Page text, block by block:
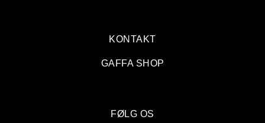
KONTAKT
GAFFA SHOP
FØLG OS